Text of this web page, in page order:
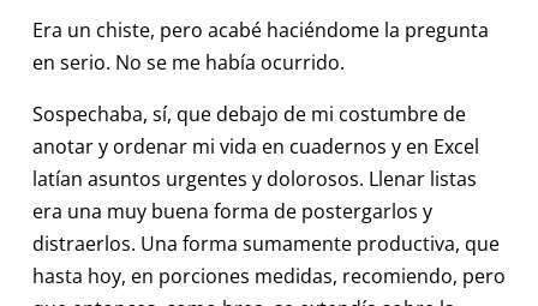
Era un chiste, pero acabé haciéndome la pregunta
en serio. No se me había ocurrido.
Sospechaba, sí, que debajo de mi costumbre de
anotar y ordenar mi vida en cuadernos y en Excel
latían asuntos urgentes y dolorosos. Llenar listas
era una muy buena forma de postergarlos y
distraerlos. Una forma sumamente productiva, que
hasta hoy, en porciones medidas, recomiendo, pero